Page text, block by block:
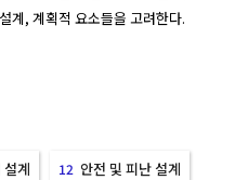
계, 계획적 요소들을 고려한다.
설계 12 안전 및 피난 설계